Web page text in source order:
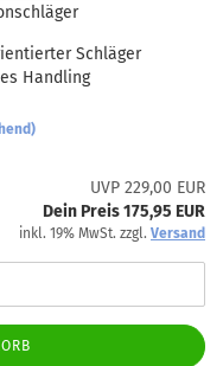
Schläger
Handling
UVP 229,00 EUR
Dein Preis 175,95 EUR
inkl. 19% MwSt. zzgl. Versand